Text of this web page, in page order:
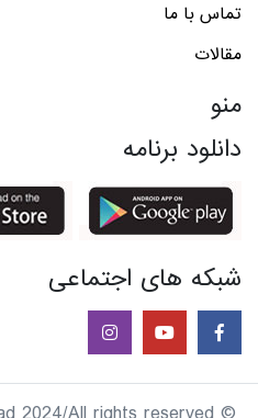
تماس با ما
مقالات
منو
دانلود برنامه
شبکه های اجتماعی